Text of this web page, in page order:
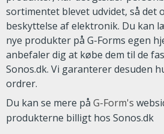
sortimentet blevet udvidet, så det
beskyttelse af elektronik. Du kan
nye produkter på G-Forms egen
anbefaler dig at købe dem til de
Sonos.dk. Vi garanterer desuden
ordrer.
Du kan se mere på G-Form's
produkterne billigt hos Sonos.dk